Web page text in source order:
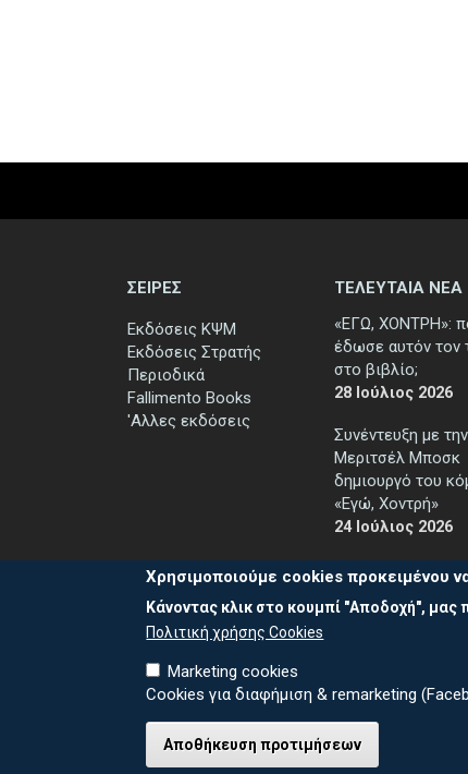
ΣΕΙΡΕΣ
Εκδόσεις ΚΨΜ
Εκδόσεις Στρατής
Περιοδικά
Fallimento Books
'Αλλες εκδόσεις
ΤΕΛΕΥΤΑΙΑ ΝΕΑ
«ΕΓΩ, ΧΟΝΤΡΗ»:
έδωσε αυτόν τον
στο βιβλίο;
28 Ιούλιος 2026
Συνέντευξη με την
Μεριτσέλ Μποσκ
δημιουργό του
«Εγώ, Χοντρή»
24 Ιούλιος 2026
© 2026 ΕΚΔΟΣΕΙΣ ΚΨΜ
Χρησιμοποιούμε cookies προκειμένου
Κάνοντας κλικ στο κουμπί "Αποδοχή",
Πολιτική χρήσης Cookies
Marketing cookies
Cookies για διαφήμιση & remarketing
Αποθήκευση προτιμήσεων